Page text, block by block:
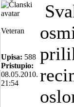
Veteran
Upisa: 588
Pristupio:
08.05.2010.
21:54